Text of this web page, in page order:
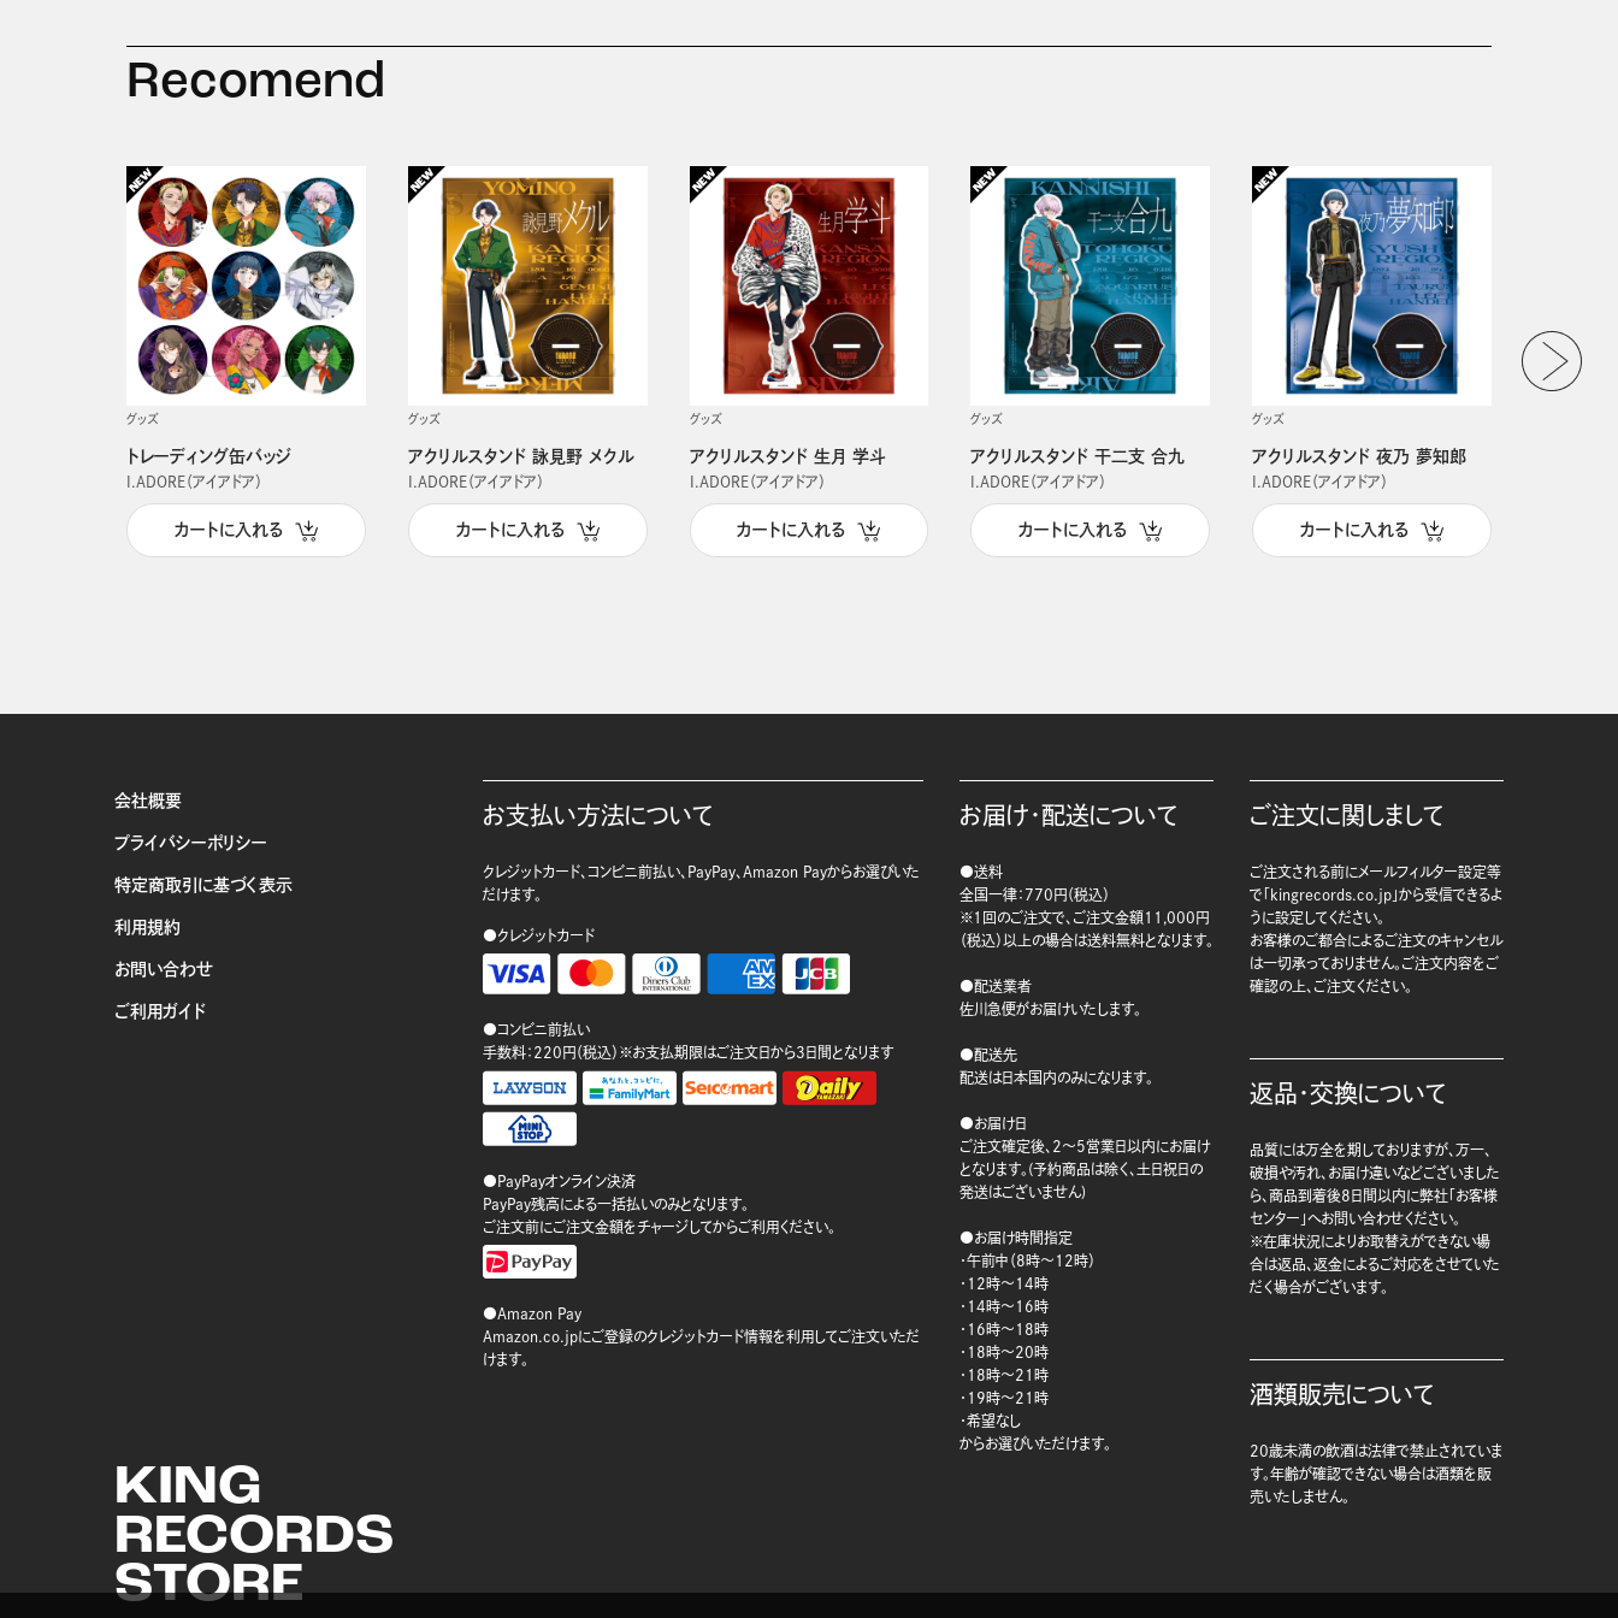
Recomend
グッズ
トレーディング缶バッジ
I.ADORE（アイアドア）
カートに入れる
グッズ
アクリルスタンド 詠見野 メクル
I.ADORE（アイアドア）
カートに入れる
グッズ
アクリルスタンド 生月 学斗
I.ADORE（アイアドア）
カートに入れる
グッズ
アクリルスタンド 干二支 合九
I.ADORE（アイアドア）
カートに入れる
グッズ
アクリルスタンド 夜乃 夢知郎
I.ADORE（アイアドア）
カートに入れる
会社概要
プライバシーポリシー
特定商取引に基づく表示
利用規約
お問い合わせ
ご利用ガイド
KING
RECORDS
STORE
お支払い方法について
クレジットカード、コンビニ前払い、PayPay、Amazon Payからお選びいた
だけます。
●クレジットカード
●コンビニ前払い
手数料：220円（税込）※お支払期限はご注文日から3日間となります
●PayPayオンライン決済
PayPay残高による一括払いのみとなります。
ご注文前にご注文金額をチャージしてからご利用ください。
●Amazon Pay
Amazon.co.jpにご登録のクレジットカード情報を利用してご注文いただ
けます。
お届け・配送について
●送料
全国一律：770円（税込）
※1回のご注文で、ご注文金額11,000円
（税込）以上の場合は送料無料となります。
●配送業者
佐川急便がお届けいたします。
●配送先
配送は日本国内のみになります。
●お届け日
ご注文確定後、2～5営業日以内にお届け
となります。(予約商品は除く、土日祝日の
発送はございません)
●お届け時間指定
・午前中（8時～12時）
・12時～14時
・14時～16時
・16時～18時
・18時～20時
・18時～21時
・19時～21時
・希望なし
からお選びいただけます。
ご注文に関しまして
ご注文される前にメールフィルター設定等
で「kingrecords.co.jp」から受信できるよ
うに設定してください。
お客様のご都合によるご注文のキャンセル
は一切承っておりません。ご注文内容をご
確認の上、ご注文ください。
返品・交換について
品質には万全を期しておりますが、万一、
破損や汚れ、お届け違いなどございました
ら、商品到着後8日間以内に弊社「お客様
センター」へお問い合わせください。
※在庫状況によりお取替えができない場
合は返品、返金によるご対応をさせていた
だく場合がございます。
酒類販売について
20歳未満の飲酒は法律で禁止されていま
す。年齢が確認できない場合は酒類を販
売いたしません。